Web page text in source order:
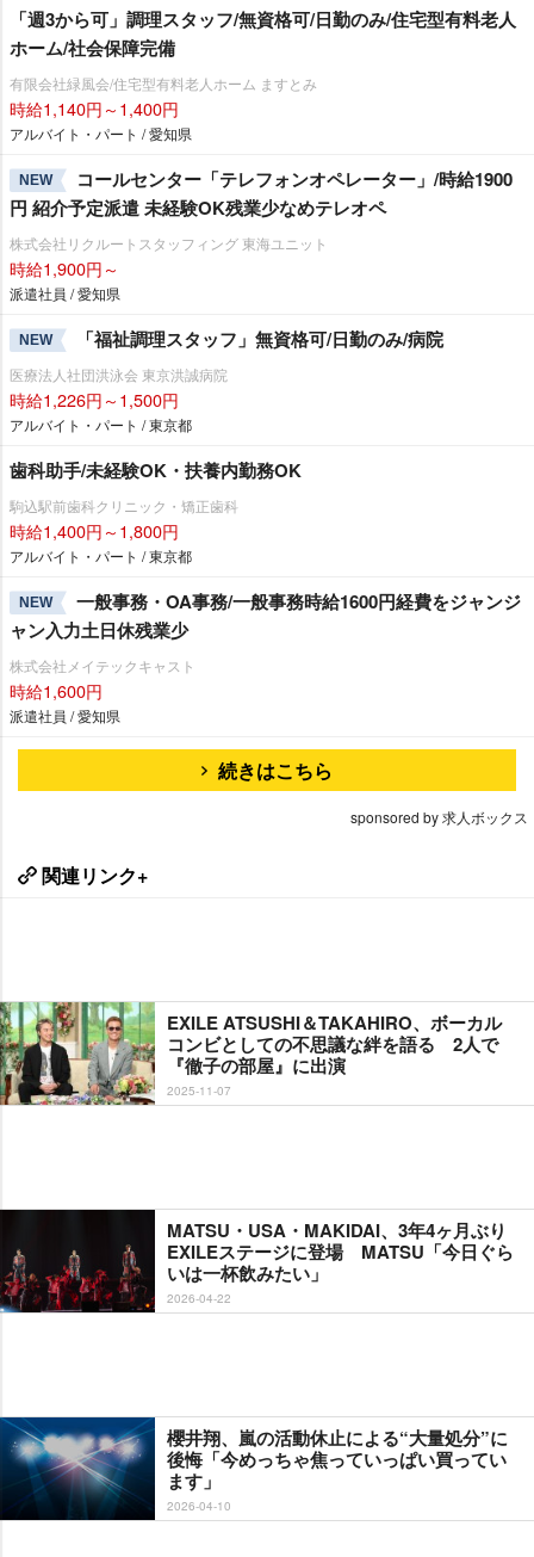
「週3から可」調理スタッフ/無資格可/日勤のみ/住宅型有料老人
ホーム/社会保障完備
有限会社緑風会/住宅型有料老人ホーム ますとみ
時給1,140円～1,400円
アルバイト・パート / 愛知県
NEW
コールセンター「テレフォンオペレーター」/時給1900
円 紹介予定派遣 未経験OK残業少なめテレオペ
株式会社リクルートスタッフィング 東海ユニット
時給1,900円～
派遣社員 / 愛知県
NEW 「福祉調理スタッフ」無資格可/日勤のみ/病院
医療法人社団洪泳会 東京洪誠病院
時給1,226円～1,500円
アルバイト・パート / 東京都
歯科助手/未経験OK・扶養内勤務OK
駒込駅前歯科クリニック・矯正歯科
時給1,400円～1,800円
アルバイト・パート / 東京都
NEW
一般事務・OA事務/一般事務時給1600円経費をジャンジ
ャン入力土日休残業少
株式会社メイテックキャスト
時給1,600円
派遣社員 / 愛知県
続きはこちら
sponsored by 求人ボックス
関連リンク+
EXILE ATSUSHI＆TAKAHIRO、ボーカル
コンビとしての不思議な絆を語る 2人で
『徹子の部屋』に出演
2025-11-07
MATSU・USA・MAKIDAI、3年4ヶ月ぶり
EXILEステージに登場 MATSU「今日ぐら
いは一杯飲みたい」
2026-04-22
櫻井翔、嵐の活動休止による“大量処分”に
後悔「今めっちゃ焦っていっぱい買ってい
ます」
2026-04-10